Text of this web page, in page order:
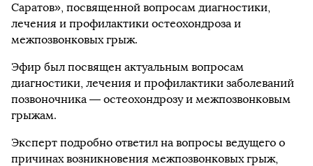
Саратов», посвященной вопросам диагностики,
лечения и профилактики остеохондроза и
межпозвонковых грыж.
Эфир был посвящен актуальным вопросам
диагностики, лечения и профилактики заболеваний
позвоночника — остеохондрозу и межпозвонковым
грыжам.
Эксперт подробно ответил на вопросы ведущего о
причинах возникновения межпозвонковых грыж,